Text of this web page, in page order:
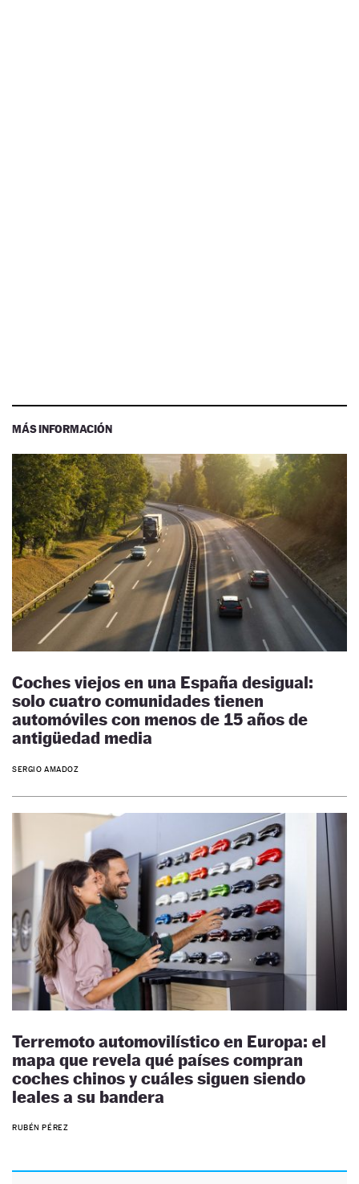
MÁS INFORMACIÓN
Coches viejos en una España desigual:
solo cuatro comunidades tienen
automóviles con menos de 15 años de
antigüedad media
SERGIO AMADOZ
Terremoto automovilístico en Europa: el
mapa que revela qué países compran
coches chinos y cuáles siguen siendo
leales a su bandera
RUBÉN PÉREZ